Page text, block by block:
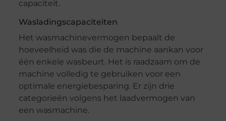
capaciteit.
Wasladingscapaciteiten
Het wasmachinevermogen bepaalt de
hoeveelheid was die de machine aankan voor
één enkele wasbeurt. Het is raadzaam om de
machine volledig te gebruiken voor een
optimale energiebesparing. Er zijn drie
categorieën volgens het laadvermogen van
een wasmachine.